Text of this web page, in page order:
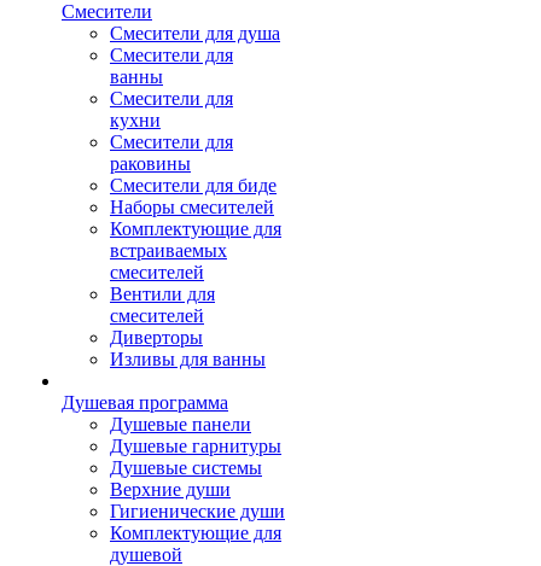
Смесители
Смесители для душа
Смесители для
ванны
Смесители для
кухни
Смесители для
раковины
Смесители для биде
Наборы смесителей
Комплектующие для
встраиваемых
смесителей
Вентили для
смесителей
Диверторы
Изливы для ванны
Душевая программа
Душевые панели
Душевые гарнитуры
Душевые системы
Верхние души
Гигиенические души
Комплектующие для
душевой